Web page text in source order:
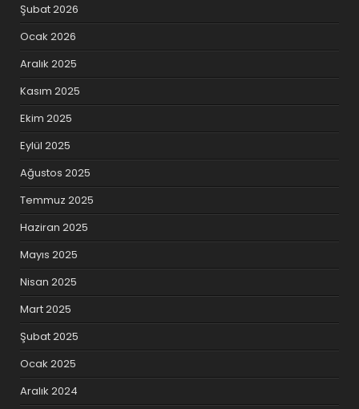
Şubat 2026
Ocak 2026
Aralık 2025
Kasım 2025
Ekim 2025
Eylül 2025
Ağustos 2025
Temmuz 2025
Haziran 2025
Mayıs 2025
Nisan 2025
Mart 2025
Şubat 2025
Ocak 2025
Aralık 2024